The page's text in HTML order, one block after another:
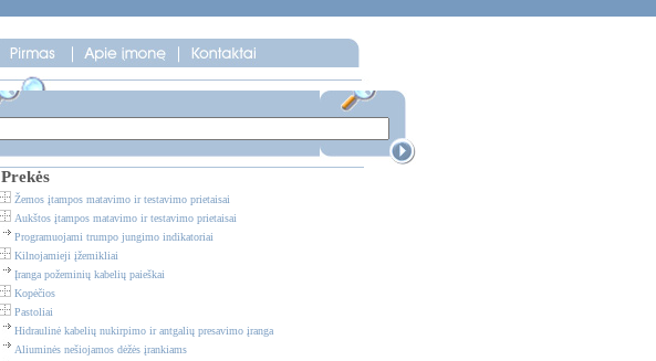
Prekės
Žemos įtampos matavimo ir testavimo prietaisai
Aukštos įtampos matavimo ir testavimo prietaisai
Programuojami trumpo jungimo indikatoriai
Kilnojamieji įžemikliai
Įranga požeminių kabelių paieškai
Kopėčios
Pastoliai
Hidraulinė kabelių nukirpimo ir antgalių presavimo įranga
Aliuminės nešiojamos dėžės įrankiams